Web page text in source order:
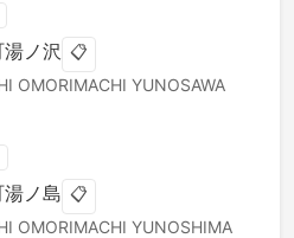
ノ沢 📋
OMORIMACHI YUNOSAWA
ノ島 📋
OMORIMACHI YUNOSHIMA